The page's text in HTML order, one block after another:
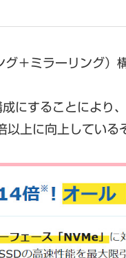
＋ミラーリング）構
にすることにより
上に向上している